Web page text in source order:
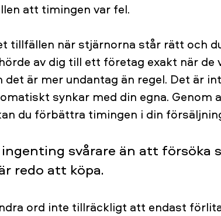
att timingen var fel.
tillfällen när stjärnorna står rätt och
av dig till ett företag exakt när de
det är mer undantag än regel. Det är
synkar med din egna. Genom
du förbättra timingen i din
svårare än att försöka
redo att köpa.
ord inte tillräckligt att endast